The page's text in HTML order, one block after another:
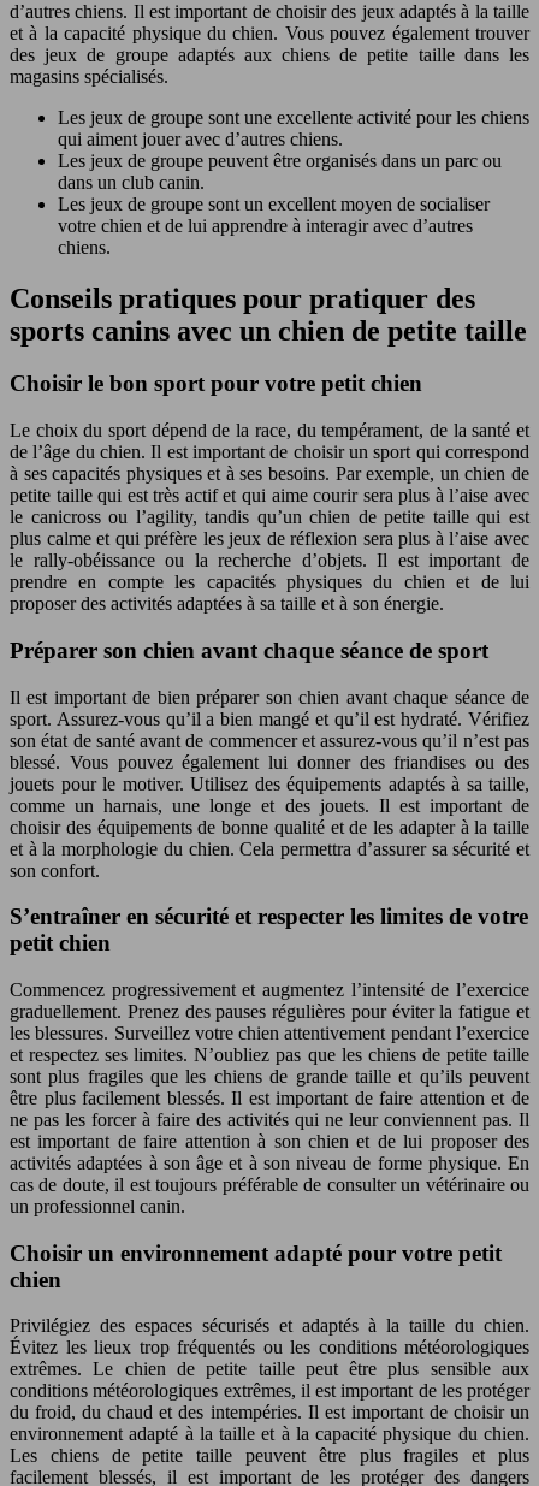
d’autres chiens. Il est important de choisir des jeux adaptés à la taille
et à la capacité physique du chien. Vous pouvez également trouver
des jeux de groupe adaptés aux chiens de petite taille dans les
magasins spécialisés.
Les jeux de groupe sont une excellente activité pour les chiens
qui aiment jouer avec d’autres chiens.
Les jeux de groupe peuvent être organisés dans un parc ou
dans un club canin.
Les jeux de groupe sont un excellent moyen de socialiser
votre chien et de lui apprendre à interagir avec d’autres
chiens.
Conseils pratiques pour pratiquer des
sports canins avec un chien de petite taille
Choisir le bon sport pour votre petit chien
Le choix du sport dépend de la race, du tempérament, de la santé et
de l’âge du chien. Il est important de choisir un sport qui correspond
à ses capacités physiques et à ses besoins. Par exemple, un chien de
petite taille qui est très actif et qui aime courir sera plus à l’aise avec
le canicross ou l’agility, tandis qu’un chien de petite taille qui est
plus calme et qui préfère les jeux de réflexion sera plus à l’aise avec
le rally-obéissance ou la recherche d’objets. Il est important de
prendre en compte les capacités physiques du chien et de lui
proposer des activités adaptées à sa taille et à son énergie.
Préparer son chien avant chaque séance de sport
Il est important de bien préparer son chien avant chaque séance de
sport. Assurez-vous qu’il a bien mangé et qu’il est hydraté. Vérifiez
son état de santé avant de commencer et assurez-vous qu’il n’est pas
blessé. Vous pouvez également lui donner des friandises ou des
jouets pour le motiver. Utilisez des équipements adaptés à sa taille,
comme un harnais, une longe et des jouets. Il est important de
choisir des équipements de bonne qualité et de les adapter à la taille
et à la morphologie du chien. Cela permettra d’assurer sa sécurité et
son confort.
S’entraîner en sécurité et respecter les limites de votre
petit chien
Commencez progressivement et augmentez l’intensité de l’exercice
graduellement. Prenez des pauses régulières pour éviter la fatigue et
les blessures. Surveillez votre chien attentivement pendant l’exercice
et respectez ses limites. N’oubliez pas que les chiens de petite taille
sont plus fragiles que les chiens de grande taille et qu’ils peuvent
être plus facilement blessés. Il est important de faire attention et de
ne pas les forcer à faire des activités qui ne leur conviennent pas. Il
est important de faire attention à son chien et de lui proposer des
activités adaptées à son âge et à son niveau de forme physique. En
cas de doute, il est toujours préférable de consulter un vétérinaire ou
un professionnel canin.
Choisir un environnement adapté pour votre petit
chien
Privilégiez des espaces sécurisés et adaptés à la taille du chien.
Évitez les lieux trop fréquentés ou les conditions météorologiques
extrêmes. Le chien de petite taille peut être plus sensible aux
conditions météorologiques extrêmes, il est important de les protéger
du froid, du chaud et des intempéries. Il est important de choisir un
environnement adapté à la taille et à la capacité physique du chien.
Les chiens de petite taille peuvent être plus fragiles et plus
facilement blessés, il est important de les protéger des dangers